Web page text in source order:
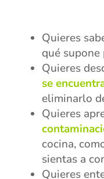
Quieres
qué
Quieres
se
eliminarlo
Quieres
cocina,
sientas a
Quieres